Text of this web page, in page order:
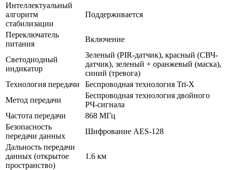
Интеллектуальный
алгоритм
стабилизации
Поддерживается
Переключатель
питания
Включение
Светодиодный
индикатор
Зеленый (PIR-датчик), красный (СВЧ-
датчик), зеленый + оранжевый (маска),
синий (тревога)
Технология передачи
Беспроводная технология Tri-X
Метод передачи
Беспроводная технология двойного
РЧ-сигнала
Частота передачи
868 МГц
Безопасность
передачи данных
Шифрование AES-128
Дальность передачи
данных (открытое
пространство)
1.6 км